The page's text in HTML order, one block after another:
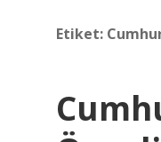
Etiket: